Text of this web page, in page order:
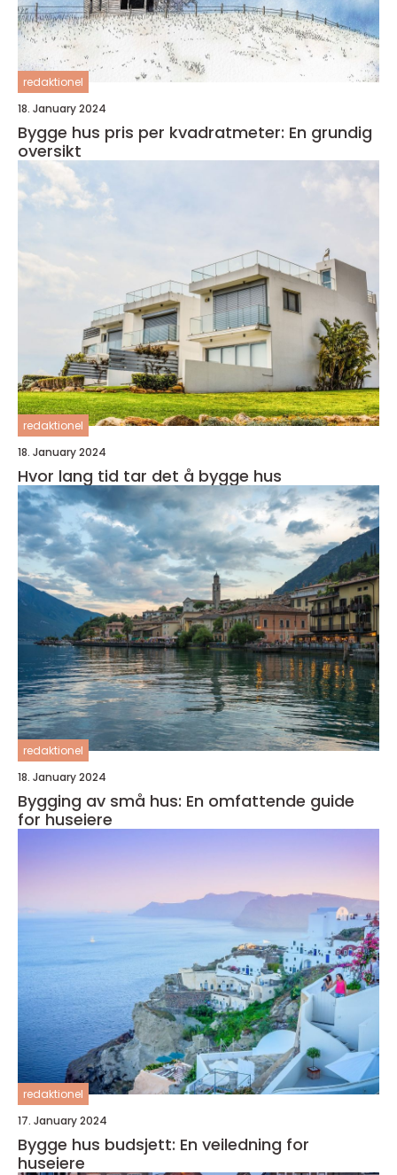
redaktionel
18. January 2024
Bygge hus pris per kvadratmeter: En grundig
oversikt
redaktionel
18. January 2024
Hvor lang tid tar det å bygge hus
redaktionel
18. January 2024
Bygging av små hus: En omfattende guide
for huseiere
redaktionel
17. January 2024
Bygge hus budsjett: En veiledning for
huseiere